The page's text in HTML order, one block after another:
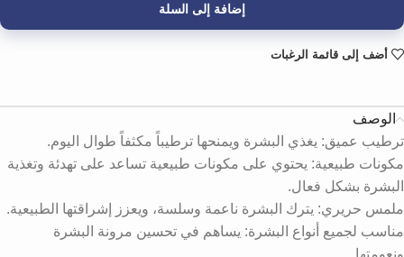
إضافة إلى السلة
أضف إلى قائمة الرغبات
الوصف
ترطيب عميق: يغذي البشرة ويمنحها ترطيباً مكثفاً طوال اليوم.
مكونات طبيعية: يحتوي على مكونات طبيعية تساعد على تهدئة وتغذية
البشرة بشكل فعال.
ملمس حريري: يترك البشرة ناعمة وسلسة، ويعزز إشراقتها الطبيعية.
مناسب لجميع أنواع البشرة: يساهم في تحسين مرونة البشرة
ونعومتها.